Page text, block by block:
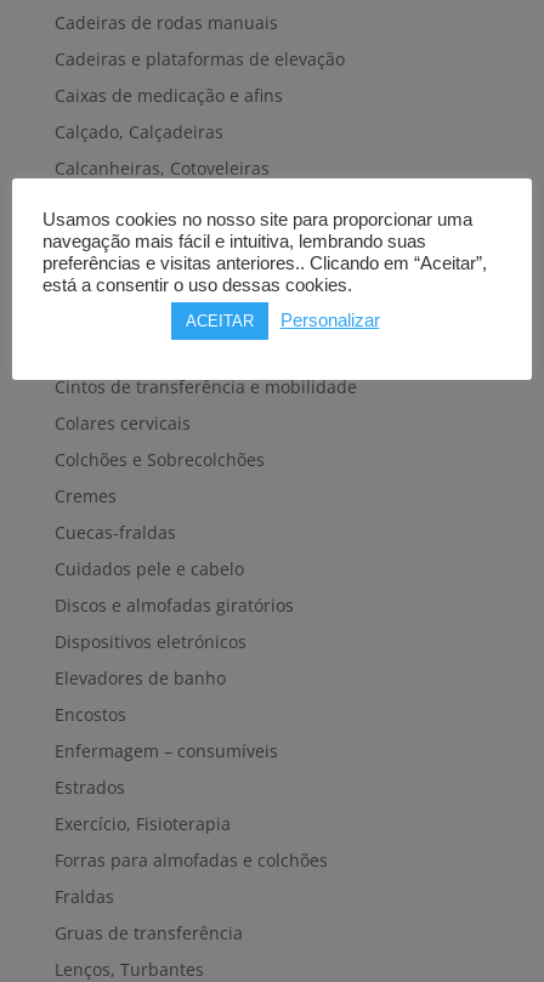
Cadeiras de rodas manuais
Cadeiras e plataformas de elevação
Caixas de medicação e afins
Calçado, Calçadeiras
Calcanheiras, Cotoveleiras
Carros hospitalares
Cestas, Arneses
Cintos de transferência e mobilidade
Colares cervicais
Colchões e Sobrecolchões
Cremes
Cuecas-fraldas
Cuidados pele e cabelo
Discos e almofadas giratórios
Dispositivos eletrónicos
Elevadores de banho
Encostos
Enfermagem – consumíveis
Estrados
Exercício, Fisioterapia
Forras para almofadas e colchões
Fraldas
Gruas de transferência
Lenços, Turbantes
Usamos cookies no nosso site para proporcionar uma
navegação mais fácil e intuitiva, lembrando suas
preferências e visitas anteriores.. Clicando em “Aceitar”,
está a consentir o uso dessas cookies.
ACEITAR Personalizar